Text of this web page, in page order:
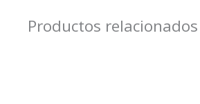
Productos relacionados